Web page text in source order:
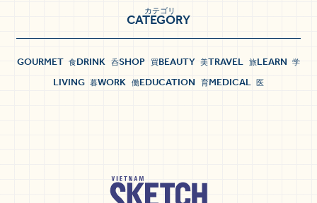
CATEGORY
カテゴリ
GOURMET 食DRINK 呑SHOP 買BEAUTY 美TRAVEL 旅LEARN 学
LIVING 暮WORK 働EDUCATION 育MEDICAL 医